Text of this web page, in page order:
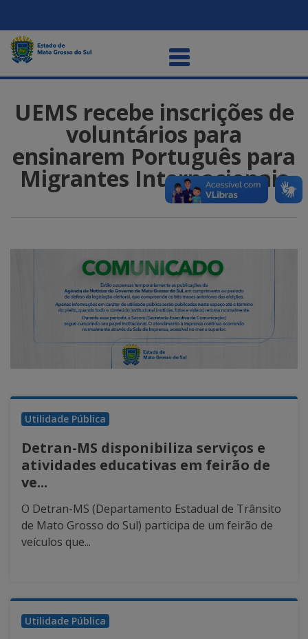
UEMS recebe inscrições de
voluntários para
ensinarem Português para
Migrantes Internacionais
Utilidade Pública
Detran-MS disponibiliza serviços e
atividades educativas em feirão de
ve...
O Detran-MS (Departamento Estadual de Trânsito
de Mato Grosso do Sul) participa de um feirão de
veículos que...
Utilidade Pública